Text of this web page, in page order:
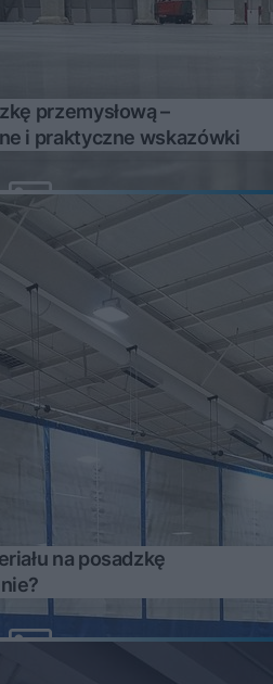
przemysłową –
i praktyczne wskazówki
na posadzkę